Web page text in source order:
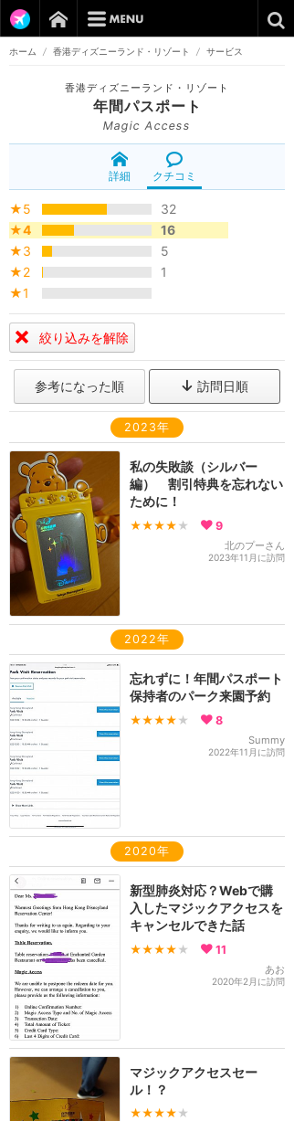
ホーム / 香港ディズニーランド・リゾート / サービス
香港ディズニーランド・リゾート
年間パスポート
Magic Access
詳細 クチコミ
★5
32
★4
16
★3
5
★2
1
★1
絞り込みを解除
参考になった順 訪問日順
2023年
私の失敗談（シルバー
編） 割引特典を忘れない
ために！
★★★★ ★ 9
北のプーさん
2023年11月に訪問
2022年
忘れずに！年間パスポート
保持者のパーク来園予約
★★★★ ★ 8
Summy
2022年11月に訪問
2020年
新型肺炎対応？Webで購
入したマジックアクセスを
キャンセルできた話
★★★★ ★ 11
あお
2020年2月に訪問
マジックアクセスセー
ル！？
★★★★ ★